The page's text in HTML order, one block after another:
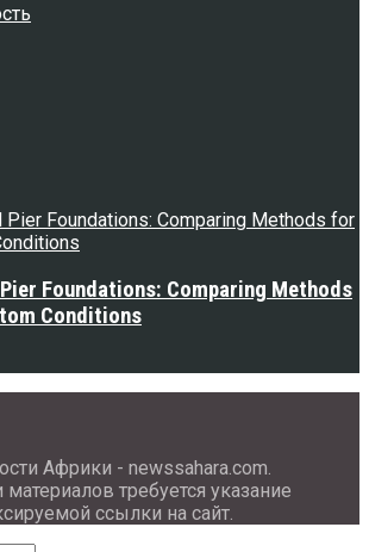
Foundations: Comparing Methods
Conditions
Африки - newssahara.com.
требуется указание
ссылки на сайт.